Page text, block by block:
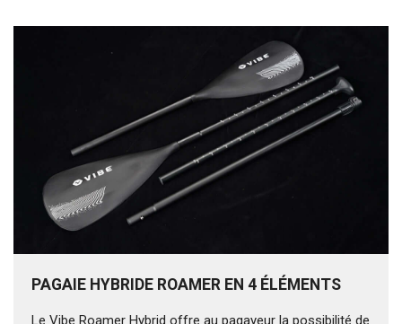
PAGAIE HYBRIDE ROAMER EN 4 ÉLÉMENTS
Le Vibe Roamer Hybrid offre au pagayeur la possibilité de